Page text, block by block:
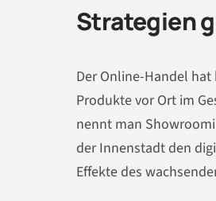
Strategien
Der Online-Handel
Produkte vor Ort im
nennt man
der Innenstadt den
Effekte des